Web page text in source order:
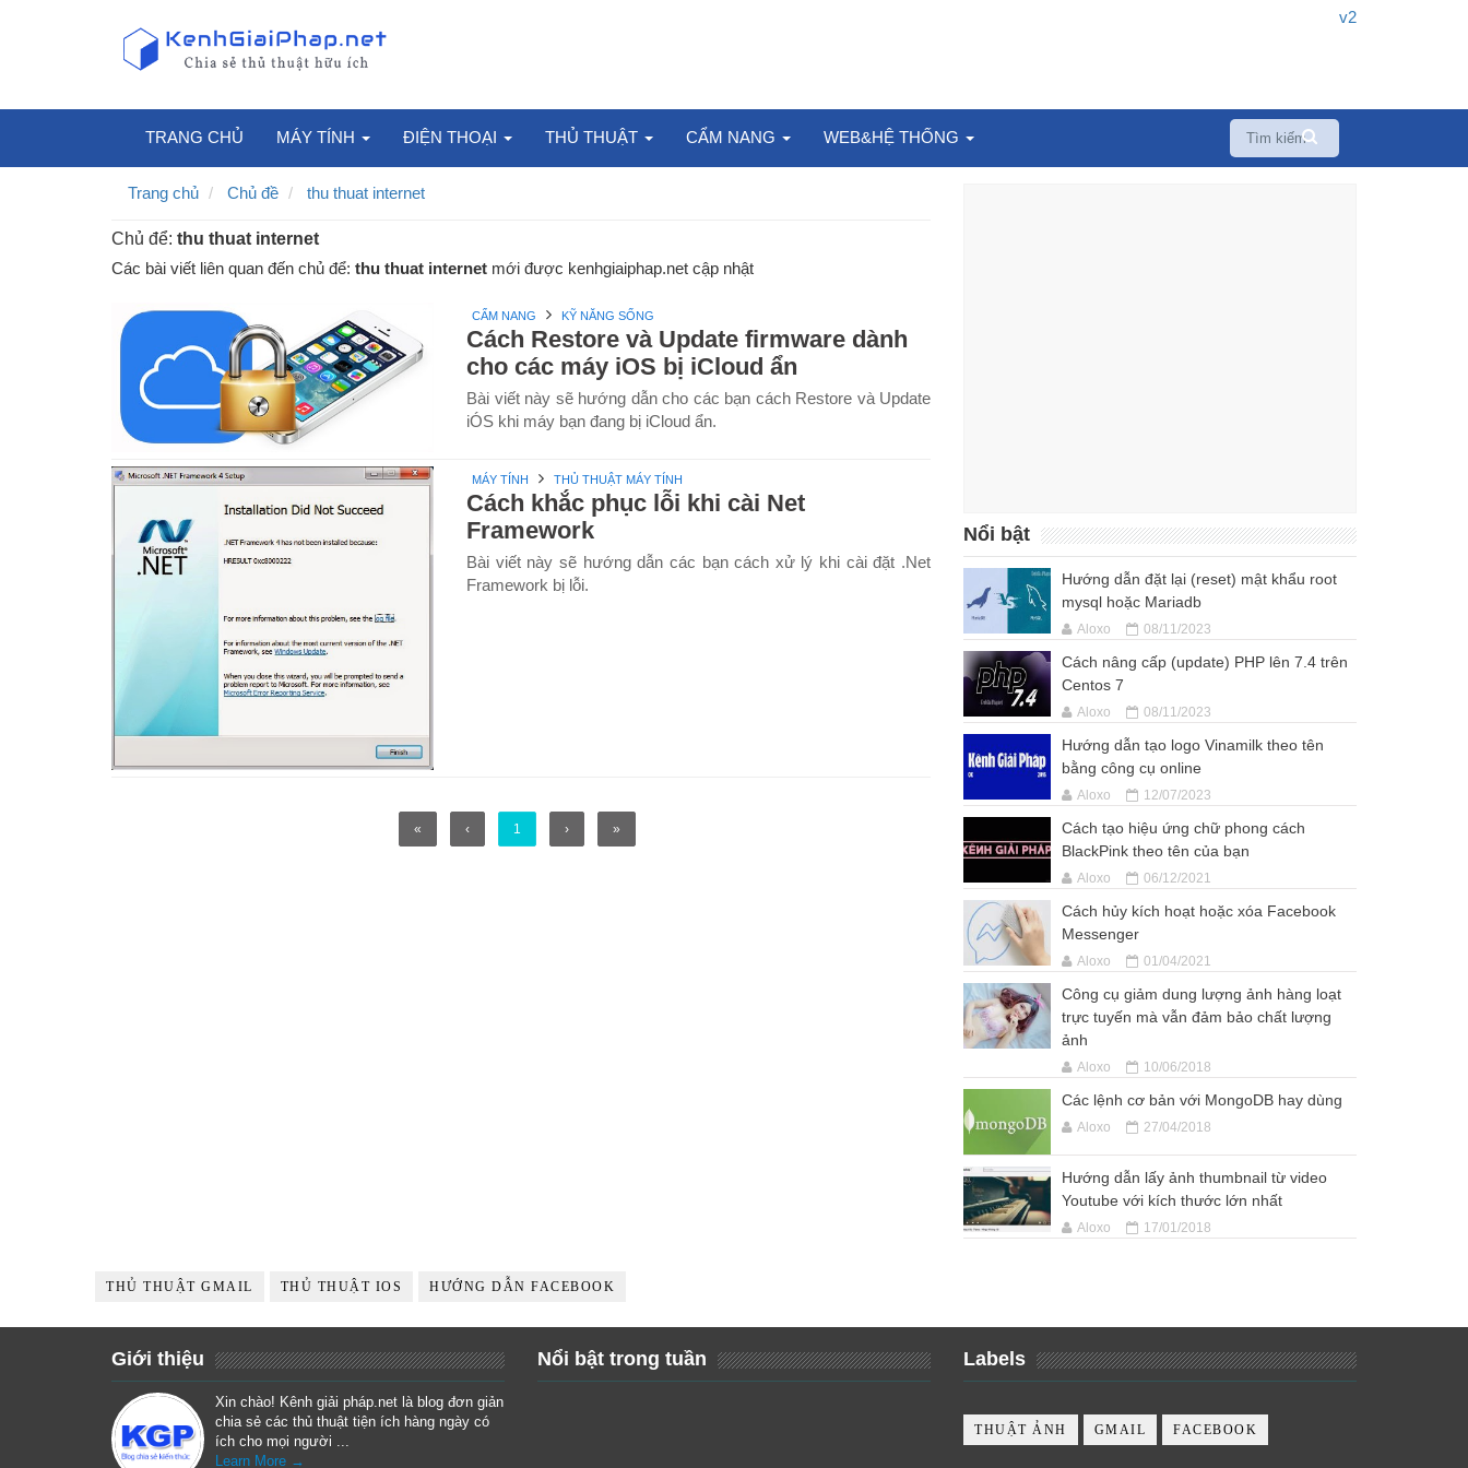
v2
TRANG CHỦ MÁY TÍNH ĐIỆN THOẠI THỦ THUẬT CẨM NANG WEB&HỆ THỐNG
Trang chủ Chủ đề thu thuat internet
Chủ để: thu thuat internet
Các bài viết liên quan đến chủ để: thu thuat internet mới được kenhgiaiphap.net cập nhật
CẨM NANG KỸ NĂNG SỐNG
Cách Restore và Update firmware dành
cho các máy iOS bị iCloud ẩn
Bài viết này sẽ hướng dẫn cho các bạn cách Restore và Update
iÓS khi máy bạn đang bị iCloud ẩn.
MÁY TÍNH THỦ THUẬT MÁY TÍNH
Cách khắc phục lỗi khi cài Net
Framework
Bài viết này sẽ hướng dẫn các bạn cách xử lý khi cài đặt .Net
Framework bị lỗi.
« ‹ 1 › »
Nổi bật
Hướng dẫn đặt lại (reset) mật khẩu root
mysql hoặc Mariadb
Aloxo 08/11/2023
Cách nâng cấp (update) PHP lên 7.4 trên
Centos 7
Aloxo 08/11/2023
Hướng dẫn tạo logo Vinamilk theo tên
bằng công cụ online
Aloxo 12/07/2023
Cách tạo hiệu ứng chữ phong cách
BlackPink theo tên của bạn
Aloxo 06/12/2021
Cách hủy kích hoạt hoặc xóa Facebook
Messenger
Aloxo 01/04/2021
Công cụ giảm dung lượng ảnh hàng loạt
trực tuyến mà vẫn đảm bảo chất lượng
ảnh
Aloxo 10/06/2018
Các lệnh cơ bản với MongoDB hay dùng
Aloxo 27/04/2018
Hướng dẫn lấy ảnh thumbnail từ video
Youtube với kích thước lớn nhất
Aloxo 17/01/2018
THỦ THUẬT GMAIL THỦ THUẬT IOS HƯỚNG DẪN FACEBOOK
Giới thiệu
Xin chào! Kênh giải pháp.net là blog đơn giản
chia sẻ các thủ thuật tiện ích hàng ngày có
ích cho mọi người ...
Learn More →
Nổi bật trong tuần Labels
THUẬT ẢNH GMAIL FACEBOOK